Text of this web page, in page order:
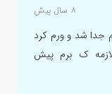
۸ سال پیش
جدا شد و ورم کرد
ک برم پیش